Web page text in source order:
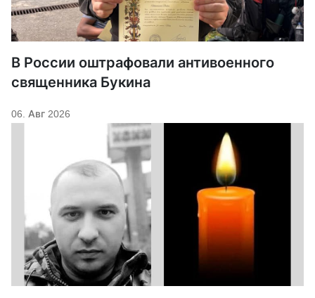
В России оштрафовали антивоенного
священника Букина
06. Авг 2026